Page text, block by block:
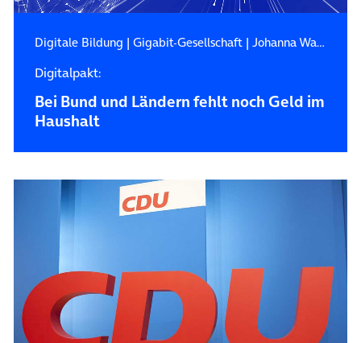
Digitale Bildung | Gigabit-Gesellschaft| Johanna Wanka
Digitalpakt:
Bei Bund und Ländern fehlt noch Geld im
Haushalt